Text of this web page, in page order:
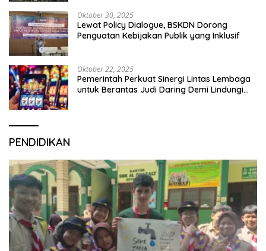
Oktober 30, 2025
Lewat Policy Dialogue, BSKDN Dorong
Penguatan Kebijakan Publik yang Inklusif
Oktober 22, 2025
Pemerintah Perkuat Sinergi Lintas Lembaga
untuk Berantas Judi Daring Demi Lindungi
PENDIDIKAN